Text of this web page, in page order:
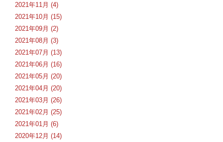
2021年11月 (4)
2021年10月 (15)
2021年09月 (2)
2021年08月 (3)
2021年07月 (13)
2021年06月 (16)
2021年05月 (20)
2021年04月 (20)
2021年03月 (26)
2021年02月 (25)
2021年01月 (6)
2020年12月 (14)